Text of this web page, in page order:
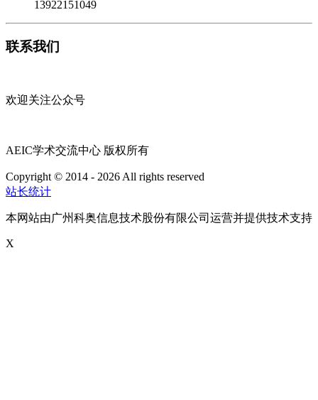
13922151049
联系我们
欢迎关注公众号
AEIC学术交流中心 版权所有
Copyright © 2014 - 2026 All rights reserved
站长统计
本网站由广州科奥信息技术股份有限公司运营并提供技术支持
X